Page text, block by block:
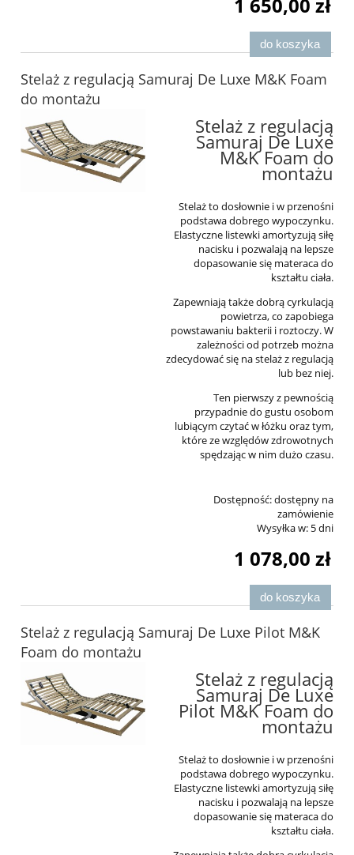
do koszyka
Stelaż z regulacją Samuraj De Luxe M&K Foam
do montażu
Stelaż z regulacją
Samuraj De Luxe
M&K Foam do
montażu
Stelaż to dosłownie i w przenośni
podstawa dobrego wypoczynku.
Elastyczne listewki amortyzują siłę
nacisku i pozwalają na lepsze
dopasowanie się materaca do
kształtu ciała.
Zapewniają także dobrą cyrkulacją
powietrza, co zapobiega
powstawaniu bakterii i roztoczy. W
zależności od potrzeb można
zdecydować się na stelaż z regulacją
lub bez niej.
Ten pierwszy z pewnością
przypadnie do gustu osobom
lubiącym czytać w łóżku oraz tym,
które ze względów zdrowotnych
spędzając w nim dużo czasu.
Dostępność:dostępny na
zamówienie
Wysyłka w: 5 dni
1 078,00 zł
do koszyka
Stelaż z regulacją Samuraj De Luxe Pilot M&K
Foam do montażu
Stelaż z regulacją
Samuraj De Luxe
Pilot M&K Foam do
montażu
Stelaż to dosłownie i w przenośni
podstawa dobrego wypoczynku.
Elastyczne listewki amortyzują siłę
nacisku i pozwalają na lepsze
dopasowanie się materaca do
kształtu ciała.